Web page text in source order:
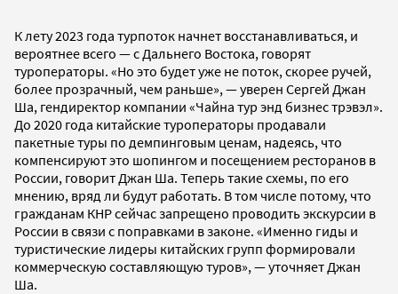
К лету 2023 года турпоток начнет восстанавливаться, и
вероятнее всего — с Дальнего Востока, говорят
туроператоры. «Но это будет уже не поток, скорее ручей,
более прозрачный, чем раньше», — уверен Сергей Джан
Ша, гендиректор компании «Чайна тур энд бизнес трэвэл».
До 2020 года китайские туроператоры продавали
пакетные туры по демпинговым ценам, надеясь, что
компенсируют это шопингом и посещением ресторанов в
России, говорит Джан Ша. Теперь такие схемы, по его
мнению, вряд ли будут работать. В том числе потому, что
гражданам КНР сейчас запрещено проводить экскурсии в
России в связи с поправками в законе. «Именно гиды и
туристические лидеры китайских групп формировали
коммерческую составляющую туров», — уточняет Джан
Ша.